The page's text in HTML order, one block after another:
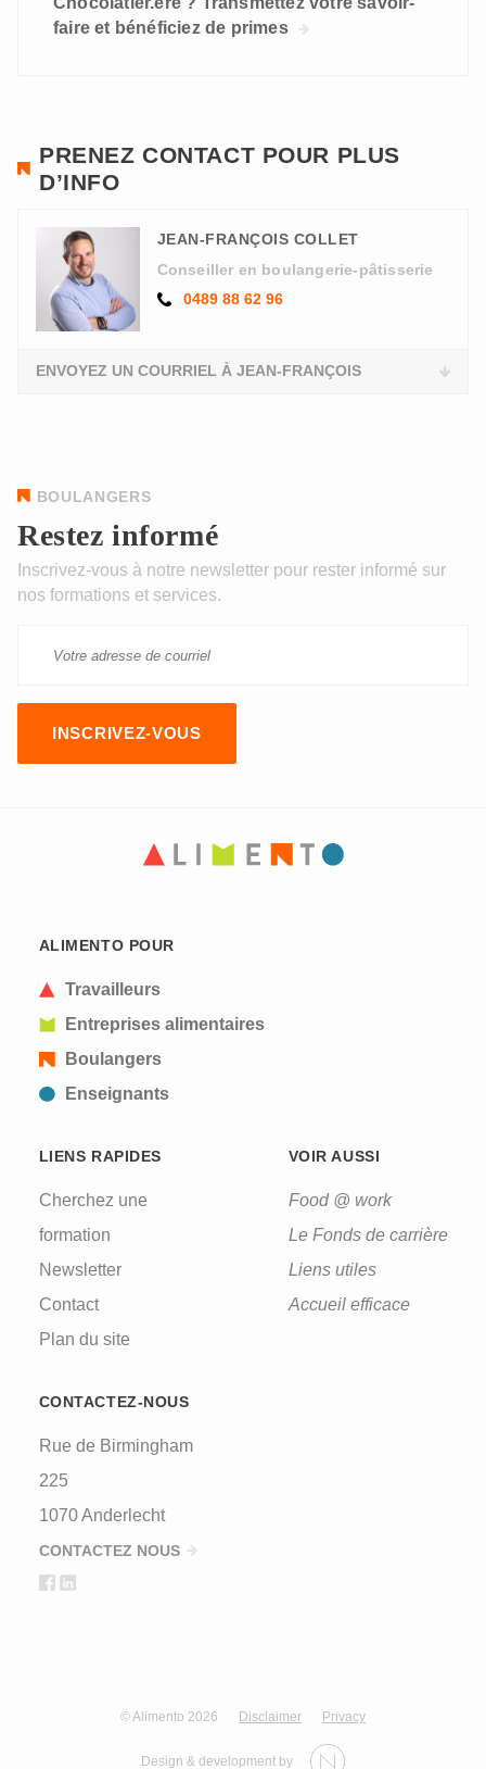
faire et bénéficiez de primes
PRENEZ CONTACT POUR PLUS
D’INFO
JEAN-FRANÇOIS COLLET
Conseiller en boulangerie-pâtisserie
0489 88 62 96
ENVOYEZ UN COURRIEL À JEAN-FRANÇOIS
submissions.
Restez informé
BOULANGERS
Inscrivez-vous à notre newsletter pour rester informé sur
nos formations et services.
ALIMENTO POUR
Travailleurs
Entreprises alimentaires
Boulangers
Enseignants
LIENS RAPIDES
Cherchez une
formation
Newsletter
Contact
Plan du site
VOIR AUSSI
Food @ work
Le Fonds de carrière
Liens utiles
Accueil efficace
CONTACTEZ-NOUS
Rue de Birmingham
225
1070 Anderlecht
CONTACTEZ NOUS
© Alimento 2026 Disclaimer Privacy
Design & development by